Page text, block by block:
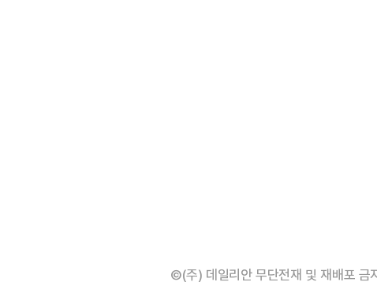
©(주) 데일리안 무단전재 및 재배포 금